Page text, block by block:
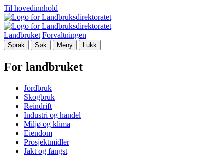
Til hovedinnhold
Landbruket Forvaltningen
Språk Søk Meny Lukk
For landbruket
Jordbruk
Skogbruk
Reindrift
Industri og handel
Miljø og klima
Eiendom
Prosjektmidler
Jakt og fangst